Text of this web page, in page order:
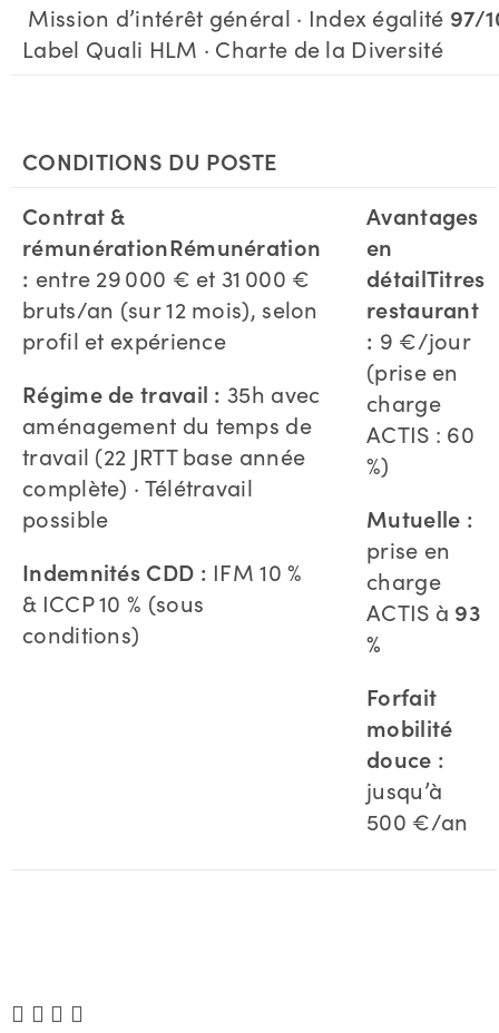
Mission d’intérêt général · Index égalité 97/
Label Quali HLM · Charte de la Diversité
CONDITIONS DU POSTE
Contrat &
rémunérationRémunération
: entre 29 000 € et 31 000 €
bruts/an (sur 12 mois), selon
profil et expérience
Régime de travail : 35h avec
aménagement du temps de
travail (22 JRTT base année
complète) · Télétravail
possible
Indemnités CDD : IFM 10 %
& ICCP 10 % (sous
conditions)
Avantages
en
détailTitres
restaurant
: 9 €/jour
(prise en
charge
ACTIS : 60
%)
Mutuelle :
prise en
charge
ACTIS à 93
%
Forfait
mobilité
douce :
jusqu’à
500 €/an